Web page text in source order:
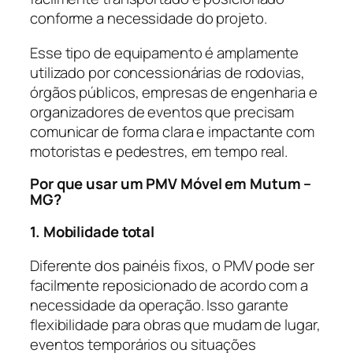
conforme a necessidade do projeto.
Esse tipo de equipamento é amplamente
utilizado por concessionárias de rodovias,
órgãos públicos, empresas de engenharia e
organizadores de eventos que precisam
comunicar de forma clara e impactante com
motoristas e pedestres, em tempo real.
Por que usar um PMV Móvel em Mutum –
MG?
1. Mobilidade total
Diferente dos painéis fixos, o PMV pode ser
facilmente reposicionado de acordo com a
necessidade da operação. Isso garante
flexibilidade para obras que mudam de lugar,
eventos temporários ou situações